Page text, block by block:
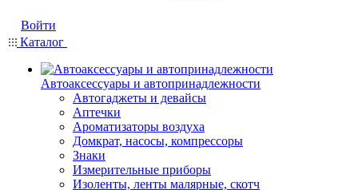
Войти
Каталог
Автоаксессуары и автопринадлежности
Автогаджеты и девайсы
Аптечки
Ароматизаторы воздуха
Домкрат, насосы, компрессоры
Знаки
Измерительные приборы
Изоленты, ленты малярные, скотч